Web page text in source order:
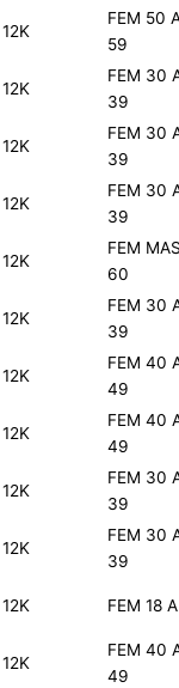
12K
FEM 50
59
12K
FEM 30
39
12K
FEM 30
39
12K
FEM 30
39
12K
FEM
60
12K
FEM 30
39
12K
FEM 40
49
12K
FEM 40
49
12K
FEM 30
39
12K
FEM 30
39
12K FEM 18
12K
FEM 40
49